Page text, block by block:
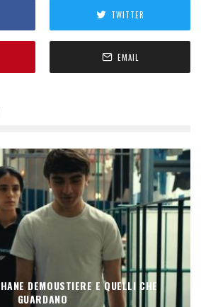
TWITTER
EMAIL
DEMOUSTIERE E QUELLI CHE
GUARDANO